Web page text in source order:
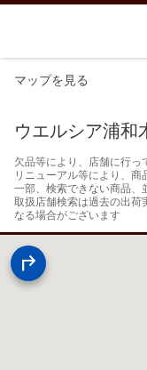
マップを見る
ウエルシア浦和
欠品等により、店舗に行っ
リニューアル等により、
一部、検索できない商品、
取扱店舗検索は過去の出荷
なる場合がございます